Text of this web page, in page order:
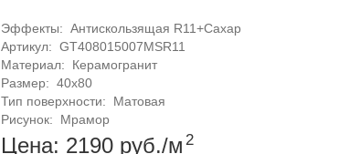
Эффекты: Антискользящая R11+Сахар
Артикул: GT408015007MSR11
Материал:
Керамогранит
Размер: 40x80
Тип поверхности:
Матовая
Рисунок:
Мрамор
Цена: 2190 руб./м 2